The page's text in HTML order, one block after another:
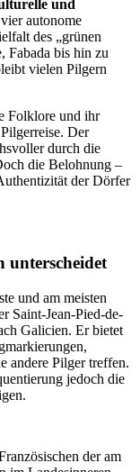
und
autonome
des „grünen
Fabada bis hin zu
vielen Pilgern
Folklore und ihr
Der
durch die
die Belohnung –
der Dörfer
unterscheidet
und am meisten
Saint-Jean-Pied-de-
Galicien. Er bietet
andere Pilger treffen.
jedoch die
der am